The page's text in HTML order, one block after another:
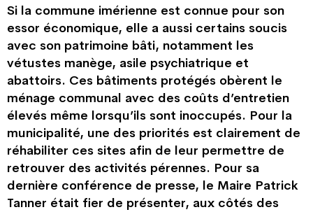
Si la commune imérienne est connue pour son
essor économique, elle a aussi certains soucis
avec son patrimoine bâti, notamment les
vétustes manège, asile psychiatrique et
abattoirs. Ces bâtiments protégés obèrent le
ménage communal avec des coûts d’entretien
élevés même lorsqu’ils sont inoccupés. Pour la
municipalité, une des priorités est clairement de
réhabiliter ces sites afin de leur permettre de
retrouver des activités pérennes. Pour sa
dernière conférence de presse, le Maire Patrick
Tanner était fier de présenter, aux côtés des